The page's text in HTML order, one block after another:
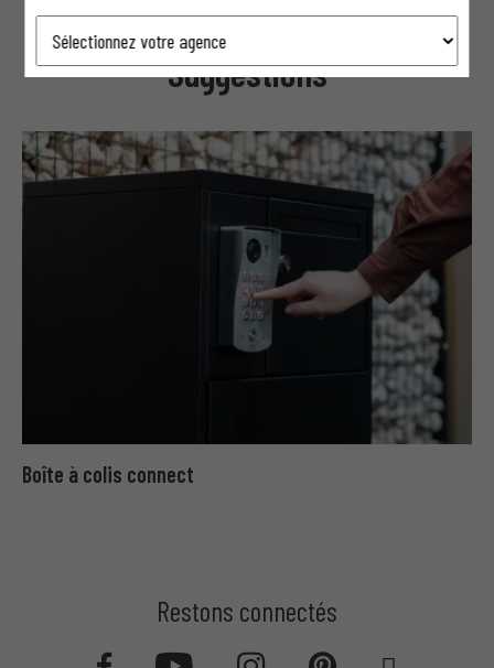
Suggestions
Boîte à colis connect
Restons connectés